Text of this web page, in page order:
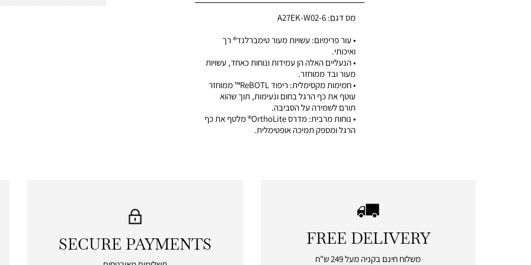
מס דגם: A27EK-W02-6
• עור פרימיום: עשויות מעור טימברלנד® רך
ואיכותי.
• הנעליים האלה הן עמידות ונוחות כאחד, עשויות
מעור ובד ממוחזר.
• חמימות מקסימלית: ריפוד ReBOTL™ ממוחזר
עוטף את כף הרגל בחום ונעימות, תוך שהוא
תורם לשמירה על הסביבה.
• נוחות מרבית: מדרס OrthoLite® מלטף את כף
הרגל ומספק תמיכה אופטימלית.
|
free
FREE DELIVERY
משלוח חינם בקניה מעל 249 ש"ח
|
SECURE PAYMENTS